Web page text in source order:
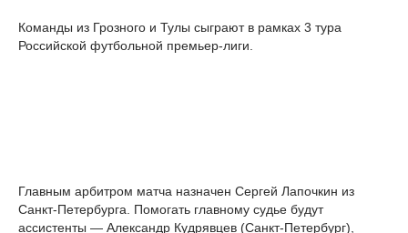
Команды из Грозного и Тулы сыграют в рамках 3 тура
Российской футбольной премьер-лиги.
Главным арбитром матча назначен Сергей Лапочкин из
Санкт-Петербурга. Помогать главному судье будут
ассистенты — Александр Кудрявцев (Санкт-Петербург),